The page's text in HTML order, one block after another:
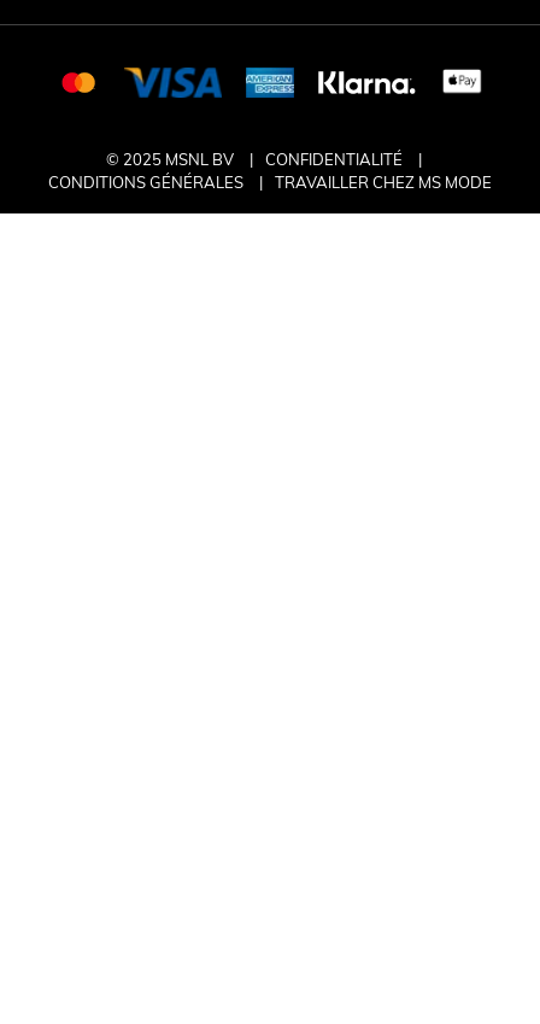
© 2025 MSNL BV
CONFIDENTIALITÉ
CONDITIONS GÉNÉRALES
TRAVAILLER CHEZ MS MODE